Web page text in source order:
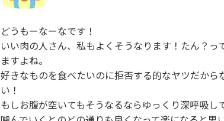
どうもーなーなです！
いい肉の人さん、私もよくそうなります！たん？
ますよね。
好きなものを食べたいのに拒否する的なヤツだか
い！
もしお腹が空いてもそうなるならゆっくり深呼吸